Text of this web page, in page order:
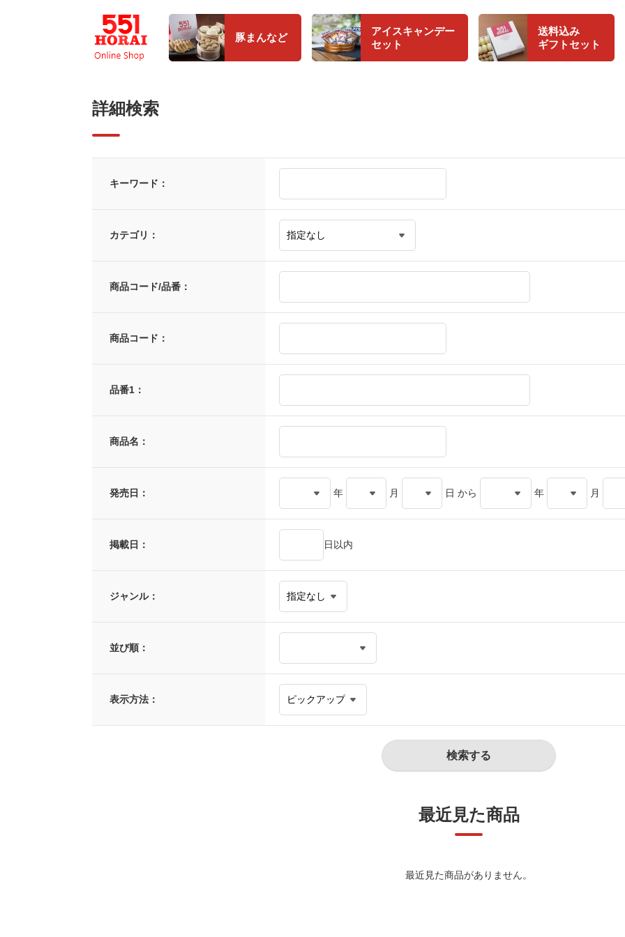
豚まんなど
アイスキャンデー
セット
送料込み
ギフトセット
詳細検索
キーワード：
カテゴリ：
商品コード/品番：
商品コード：
品番1：
商品名：
発売日： 年 月 日 から 年 月
掲載日： 日以内
ジャンル：
並び順：
表示方法：
最近見た商品
最近見た商品がありません。